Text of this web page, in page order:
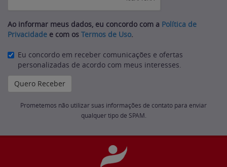
Ao informar meus dados, eu concordo com a Política de
Privacidade e com os Termos de Uso.
Eu concordo em receber comunicações e ofertas
personalizadas de acordo com meus interesses.
Prometemos não utilizar suas informações de contato para enviar
qualquer tipo de SPAM.